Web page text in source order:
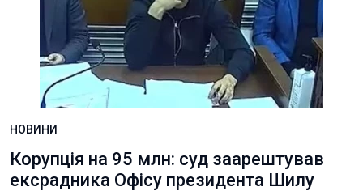
НОВИНИ
Корупція на 95 млн: суд заарештував
ексрадника Офісу президента Шилу